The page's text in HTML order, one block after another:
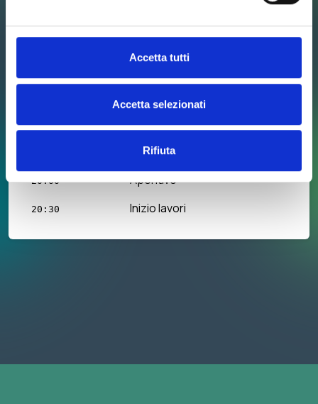
Accetta tutti
Accetta selezionati
Rifiuta
Evento
20:00 Aperitivo
20:30 Inizio lavori